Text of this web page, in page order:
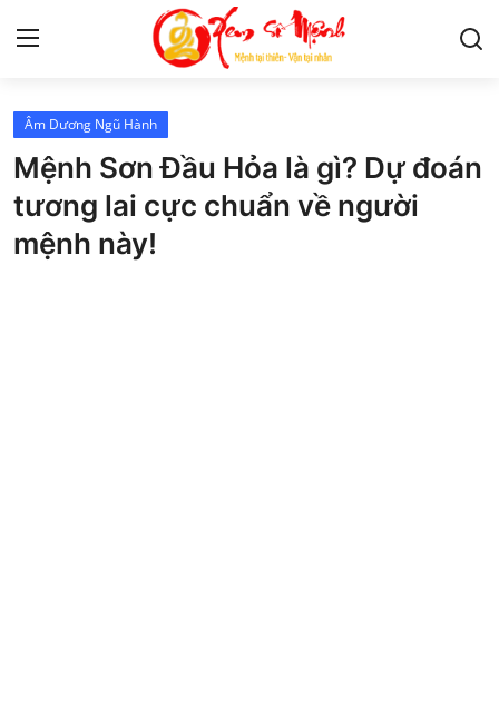
Tử Vi
Kiến Thức
Tâm linh
Âm Dương Ngũ Hành
Mệnh Sơn Đầu Hỏa là gì? Dự đoán
tương lai cực chuẩn về người
mệnh này!